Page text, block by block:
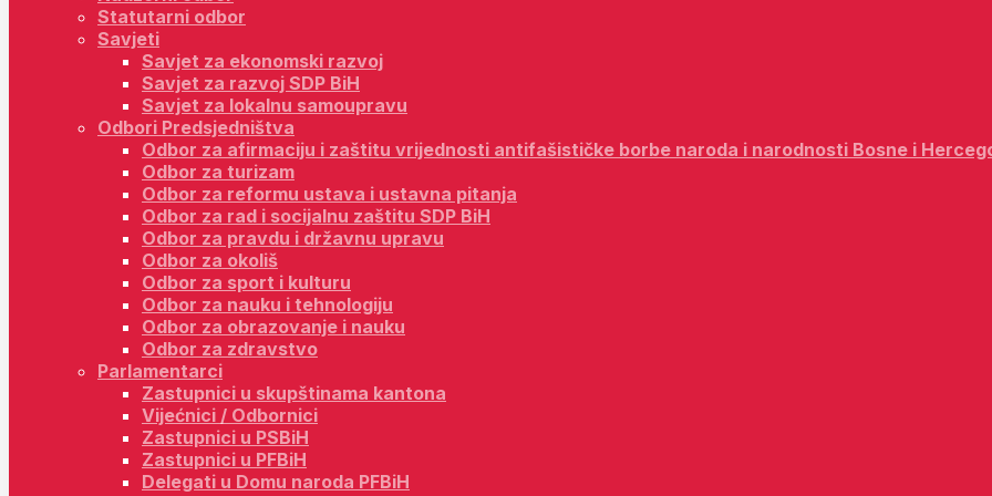
Statutarni odbor
Savjeti
Savjet za ekonomski razvoj
Savjet za razvoj SDP BiH
Savjet za lokalnu samoupravu
Odbori Predsjedništva
Odbor za afirmaciju i zaštitu vrijednosti antifašističke borbe naroda i narodnosti Bosne i
Odbor za turizam
Odbor za reformu ustava i ustavna pitanja
Odbor za rad i socijalnu zaštitu SDP BiH
Odbor za pravdu i državnu upravu
Odbor za okoliš
Odbor za sport i kulturu
Odbor za nauku i tehnologiju
Odbor za obrazovanje i nauku
Odbor za zdravstvo
Parlamentarci
Zastupnici u skupštinama kantona
Vijećnici / Odbornici
Zastupnici u PSBiH
Zastupnici u PFBiH
Delegati u Domu naroda PFBiH